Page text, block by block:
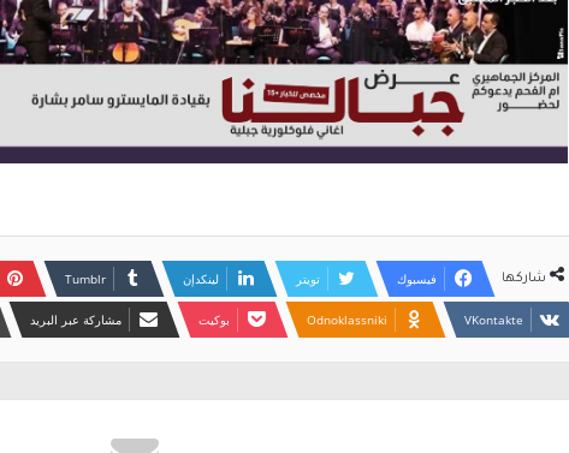
شاركها فيسبوك تويتر لينكدإن
Odnoklassniki بوكيت مشاركة عبر البريد